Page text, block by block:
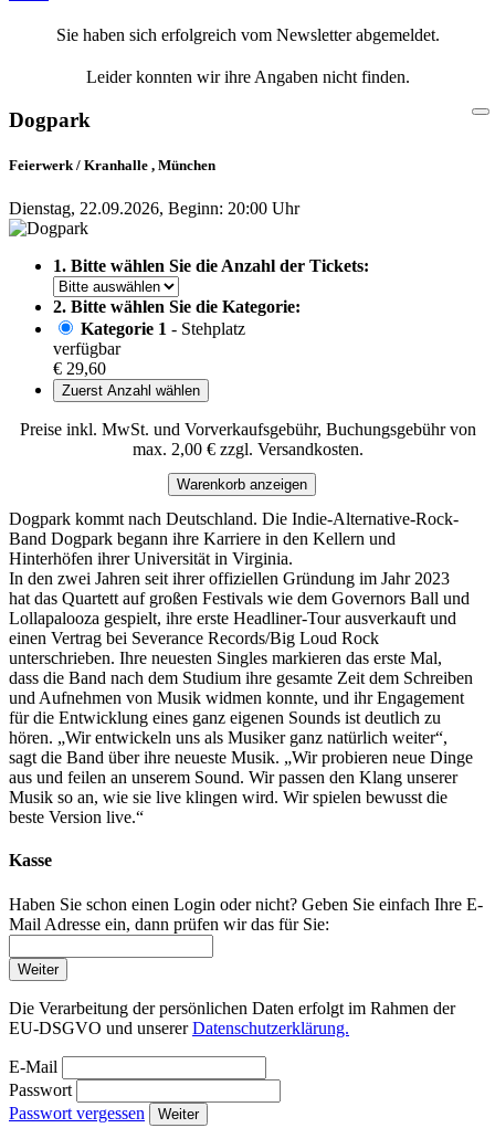
Sie haben sich erfolgreich vom Newsletter abgemeldet.
Leider konnten wir ihre Angaben nicht finden.
Dogpark
Feierwerk / Kranhalle , München
Dienstag, 22.09.2026, Beginn: 20:00 Uhr
1. Bitte wählen Sie die Anzahl der Tickets:
2. Bitte wählen Sie die Kategorie:
Kategorie 1 - Stehplatz
verfügbar
€ 29,60
Zuerst Anzahl wählen
Preise inkl. MwSt. und Vorverkaufsgebühr, Buchungsgebühr von
max. 2,00 € zzgl. Versandkosten.
Warenkorb anzeigen
Dogpark kommt nach Deutschland. Die Indie-Alternative-Rock-
Band Dogpark begann ihre Karriere in den Kellern und
Hinterhöfen ihrer Universität in Virginia.
In den zwei Jahren seit ihrer offiziellen Gründung im Jahr 2023
hat das Quartett auf großen Festivals wie dem Governors Ball und
Lollapalooza gespielt, ihre erste Headliner-Tour ausverkauft und
einen Vertrag bei Severance Records/Big Loud Rock
unterschrieben. Ihre neuesten Singles markieren das erste Mal,
dass die Band nach dem Studium ihre gesamte Zeit dem Schreiben
und Aufnehmen von Musik widmen konnte, und ihr Engagement
für die Entwicklung eines ganz eigenen Sounds ist deutlich zu
hören. „Wir entwickeln uns als Musiker ganz natürlich weiter“,
sagt die Band über ihre neueste Musik. „Wir probieren neue Dinge
aus und feilen an unserem Sound. Wir passen den Klang unserer
Musik so an, wie sie live klingen wird. Wir spielen bewusst die
beste Version live.“
Kasse
Haben Sie schon einen Login oder nicht? Geben Sie einfach Ihre E-
Mail Adresse ein, dann prüfen wir das für Sie:
Weiter
Die Verarbeitung der persönlichen Daten erfolgt im Rahmen der
EU-DSGVO und unsererDatenschutzerklärung.
E-Mail
Passwort
Passwort vergessen
Weiter